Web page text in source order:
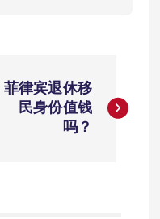
菲律宾退休移
民身份值钱
吗？